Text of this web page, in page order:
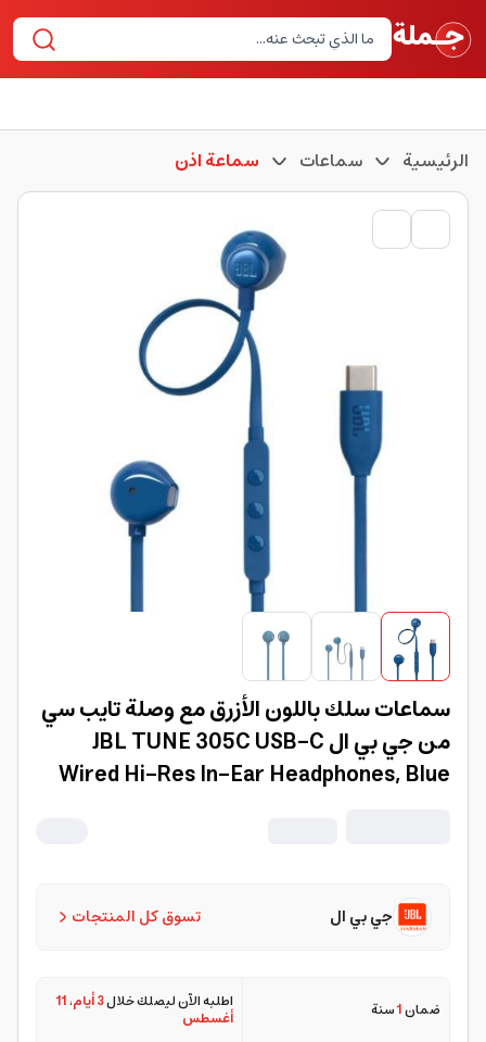
الرئيسية سماعات سماعة اذن
سماعات سلك باللون الأزرق مع وصلة تايب سي
من جي بي ال JBL TUNE 305C USB-C
Wired Hi-Res In-Ear Headphones, Blue
تسوق كل المنتجات جي بي ال
ضمان1سنة اطلبه الآن ليصلك خلال3 أيام ،11
أغسطس